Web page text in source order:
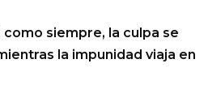
como siempre, la culpa se
la impunidad viaja en